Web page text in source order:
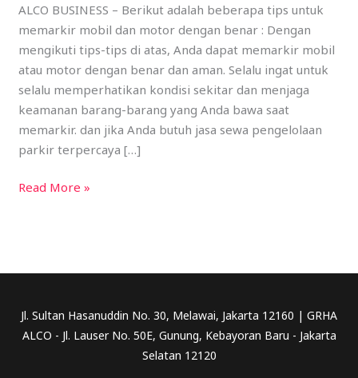
ALCO BUSINESS – Berikut adalah beberapa tips untuk
memarkir mobil dan motor dengan benar : Dengan
mengikuti tips-tips di atas, Anda dapat memarkir mobil
atau motor dengan benar dan aman. Selalu ingat untuk
selalu memperhatikan kondisi sekitar dan menjaga
keamanan barang-barang yang Anda bawa saat
memarkir. dan jika Anda butuh jasa sewa pengelolaan
parkir terpercaya […]
dan
Motor
dengan
Benar!
Read More »
Jl. Sultan Hasanuddin No. 30, Melawai, Jakarta 12160 | GRHA
ALCO - Jl. Lauser No. 50E, Gunung, Kebayoran Baru - Jakarta
Selatan 12120